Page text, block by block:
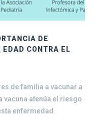
DE
EDAD CONTRA EL
de familia a vacunar a
vacuna atenúa el riesgo
enfermedad.